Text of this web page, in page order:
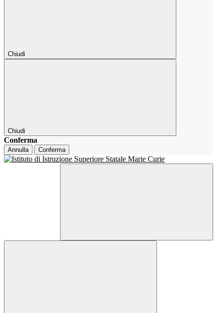
Chiudi
Chiudi
Conferma
Annulla Conferma